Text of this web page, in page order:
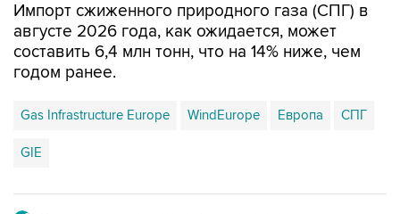
Импорт сжиженного природного газа (СПГ) в
августе 2026 года, как ожидается, может
составить 6,4 млн тонн, что на 14% ниже, чем
годом ранее.
Gas Infrastructure Europe WindEurope Европа СПГ
GIE